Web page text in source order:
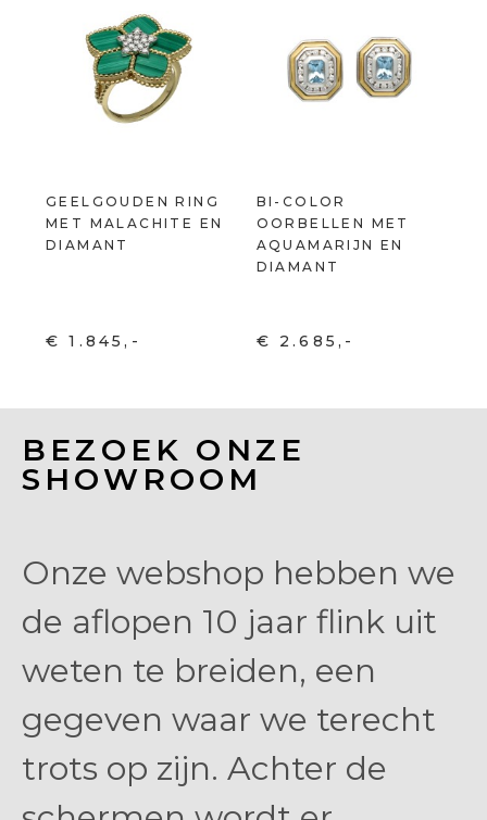
GEELGOUDEN RING
MET MALACHITE EN
DIAMANT
€ 1.845,-
BI-COLOR
OORBELLEN MET
AQUAMARIJN EN
DIAMANT
€ 2.685,-
BEZOEK ONZE
SHOWROOM
Onze webshop hebben we
de aflopen 10 jaar flink uit
weten te breiden, een
gegeven waar we terecht
trots op zijn. Achter de